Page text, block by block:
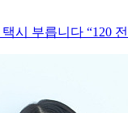
시 부릅니다 “120